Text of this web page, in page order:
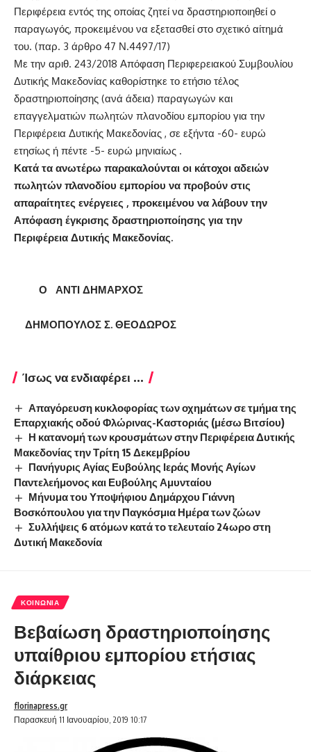
Περιφέρεια εντός της οποίας ζητεί να δραστηριοποιηθεί ο
παραγωγός, προκειμένου να εξετασθεί στο σχετικό αίτημά
του. (παρ. 3 άρθρο 47 Ν.4497/17)
Με την αριθ. 243/2018 Απόφαση Περιφερειακού Συμβουλίου
Δυτικής Μακεδονίας καθορίστηκε το ετήσιο τέλος
δραστηριοποίησης (ανά άδεια) παραγωγών και
επαγγελματιών πωλητών πλανοδίου εμπορίου για την
Περιφέρεια Δυτικής Μακεδονίας , σε εξήντα -60- ευρώ
ετησίως ή πέντε -5- ευρώ μηνιαίως .
Κατά τα ανωτέρω παρακαλούνται οι κάτοχοι αδειών
πωλητών πλανοδίου εμπορίου να προβούν στις
απαραίτητες ενέργειες , προκειμένου να λάβουν την
Απόφαση έγκρισης δραστηριοποίησης για την
Περιφέρεια Δυτικής Μακεδονίας.
Ο ΑΝΤΙ ΔΗΜΑΡΧΟΣ
ΔΗΜΟΠΟΥΛΟΣ Σ. ΘΕΟΔΩΡΟΣ
Ίσως να ενδιαφέρει ...
Απαγόρευση κυκλοφορίας των οχημάτων σε τμήμα της
Επαρχιακής οδού Φλώρινας-Καστοριάς (μέσω Βιτσίου)
Η κατανομή των κρουσμάτων στην Περιφέρεια Δυτικής
Μακεδονίας την Τρίτη 15 Δεκεμβρίου
Πανήγυρις Αγίας Ευβούλης Ιεράς Μονής Αγίων
Παντελεήμονος και Ευβούλης Αμυνταίου
Μήνυμα του Υποψήφιου Δημάρχου Γιάννη
Βοσκόπουλου για την Παγκόσμια Ημέρα των ζώων
Συλλήψεις 6 ατόμων κατά το τελευταίο 24ωρο στη
Δυτική Μακεδονία
ΚΟΙΝΩΝΊΑ
Βεβαίωση δραστηριοποίησης
υπαίθριου εμπορίου ετήσιας
διάρκειας
Παρασκευή 11 Ιανουαρίου, 2019 10:17
florinapress.gr